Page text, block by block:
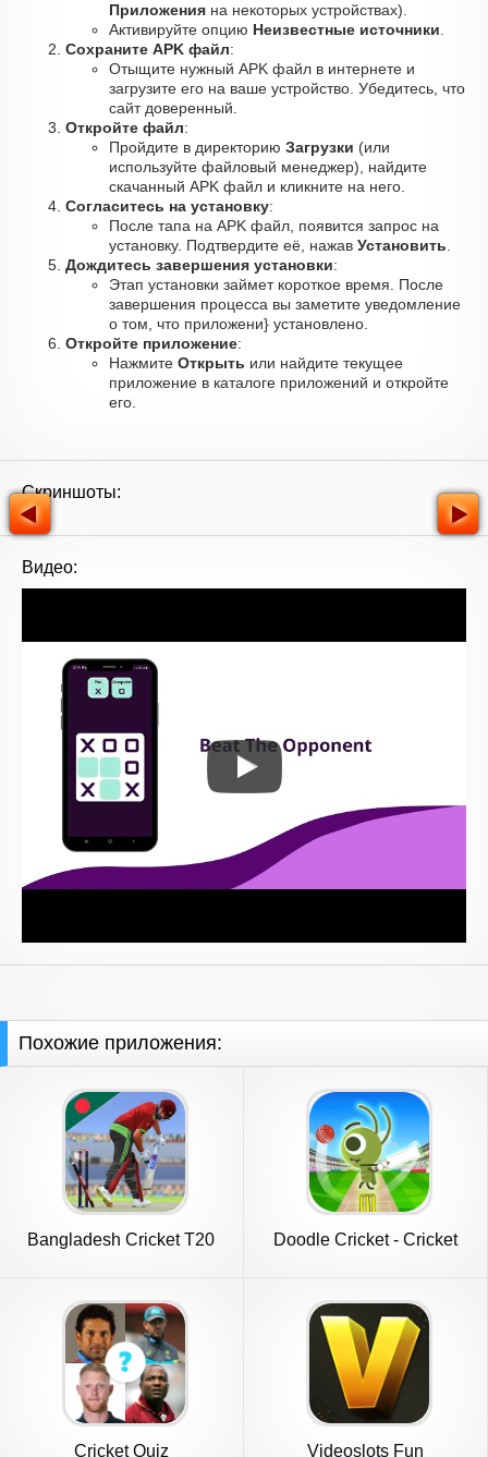
Приложения на некоторых устройствах).
Активируйте опцию Неизвестные источники
Сохраните APK файл:
Отыщите нужный APK файл в интернете и
загрузите его на ваше устройство. Убедитесь, что
сайт доверенный.
Откройте файл:
Пройдите в директорию Загрузки (или
используйте файловый менеджер), найдите
скачанный APK файл и кликните на него.
Согласитесь на установку:
После тапа на APK файл, появится запрос на
установку. Подтвердите её, нажав Установить
Дождитесь завершения установки:
Этап установки займет короткое время. После
завершения процесса вы заметите уведомление
о том, что приложени} установлено.
Откройте приложение:
Нажмите Открыть или найдите текущее
приложение в каталоге приложений и откройте
его.
Скриншоты:
Видео:
Похожие приложения:
Bangladesh Cricket T20
Doodle Cricket - Cricket
Cricket Quiz Videoslots Fun